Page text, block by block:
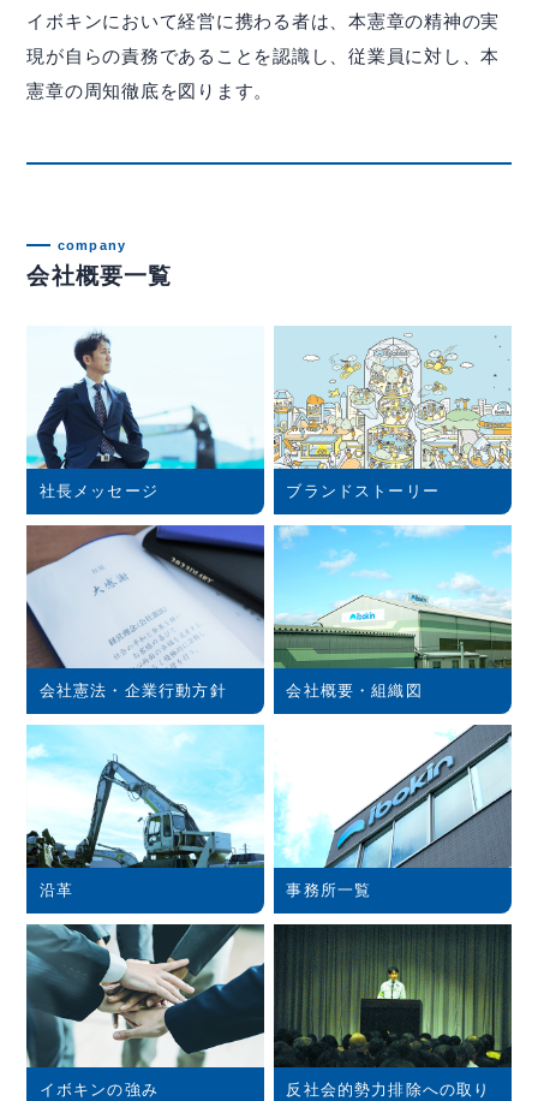
イボキンにおいて経営に携わる者は、本憲章の精神の実
現が自らの責務であることを認識し、従業員に対し、本
憲章の周知徹底を図ります。
company
会社概要一覧
社長メッセージ ブランドストーリー
会社憲法・企業行動方針 会社概要・組織図
沿革 事務所一覧
イボキンの強み
反社会的勢力排除への取り